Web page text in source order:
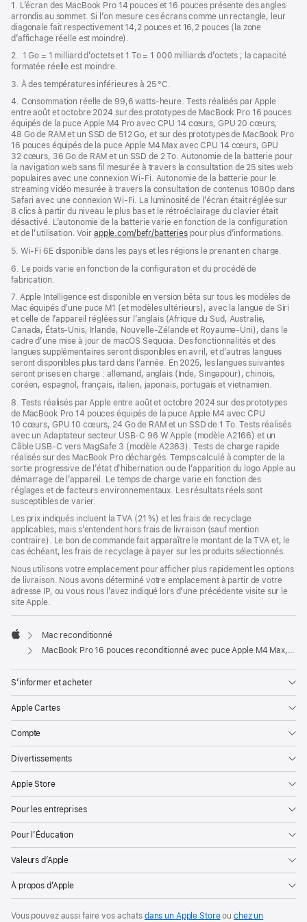
de
page
dans
une
nouvelle
1. L’écran des MacBook Pro 14 pouces et 16 pouces présente des angles
arrondis au sommet. Si l’on mesure ces écrans comme un rectangle, leur
diagonale fait respectivement 14,2 pouces et 16,2 pouces (la zone
d’affichage réelle est moindre).
2. 1 Go = 1 milliard d’octets et 1 To = 1 000 milliards d’octets ; la capacité
formatée réelle est moindre.
3. À des températures inférieures à 25 °C.
4. Consommation réelle de 99,6 watts‑heure. Tests réalisés par Apple
entre août et octobre 2024 sur des prototypes de MacBook Pro 16 pouces
équipés de la puce Apple M4 Pro avec CPU 14 cœurs, GPU 20 cœurs,
48 Go de RAM et un SSD de 512 Go, et sur des prototypes de MacBook Pro
16 pouces équipés de la puce Apple M4 Max avec CPU 14 cœurs, GPU
32 cœurs, 36 Go de RAM et un SSD de 2 To. Autonomie de la batterie pour
la navigation web sans fil mesurée à travers la consultation de 25 sites web
populaires avec une connexion Wi-Fi. Autonomie de la batterie pour le
streaming vidéo mesurée à travers la consultation de contenus 1080p dans
Safari avec une connexion Wi-Fi. La luminosité de l’écran était réglée sur
8 clics à partir du niveau le plus bas et le rétroéclairage du clavier était
désactivé. L’autonomie de la batterie varie en fonction de la configuration
et de l’utilisation. Voir apple.com/befr/batteries pour plus d’informations.
5. Wi-Fi 6E disponible dans les pays et les régions le prenant en charge.
6. Le poids varie en fonction de la configuration et du procédé de
fabrication.
7. Apple Intelligence est disponible en version bêta sur tous les modèles de
Mac équipés d’une puce M1 (et modèles ultérieurs), avec la langue de Siri
et celle de l’appareil réglées sur l’anglais (Afrique du Sud, Australie,
Canada, États-Unis, Irlande, Nouvelle-Zélande et Royaume-Uni), dans le
cadre d’une mise à jour de macOS Sequoia. Des fonctionnalités et des
langues supplémentaires seront disponibles en avril, et d’autres langues
seront disponibles plus tard dans l’année. En 2025, les langues suivantes
seront prises en charge : allemand, anglais (Inde, Singapour), chinois,
coréen, espagnol, français, italien, japonais, portugais et vietnamien.
8. Tests réalisés par Apple entre août et octobre 2024 sur des prototypes
de MacBook Pro 14 pouces équipés de la puce Apple M4 avec CPU
10 cœurs, GPU 10 cœurs, 24 Go de RAM et un SSD de 1 To. Tests réalisés
avec un Adaptateur secteur USB-C 96 W Apple (modèle A2166) et un
Câble USB-C vers MagSafe 3 (modèle A2363). Tests de charge rapide
réalisés sur des MacBook Pro déchargés. Temps calculé à compter de la
sortie progressive de l’état d’hibernation ou de l’apparition du logo Apple au
démarrage de l’appareil. Le temps de charge varie en fonction des
réglages et de facteurs environnementaux. Les résultats réels sont
susceptibles de varier.
Les prix indiqués incluent la TVA (21 %) et les frais de recyclage
applicables, mais s’entendent hors frais de livraison (sauf mention
contraire). Le bon de commande fait apparaître le montant de la TVA et, le
cas échéant, les frais de recyclage à payer sur les produits sélectionnés.
Nous utilisons votre emplacement pour afficher plus rapidement les options
de livraison. Nous avons déterminé votre emplacement à partir de votre
adresse IP, ou vous nous l’avez indiqué lors d’une précédente visite sur le
site Apple.
Apple
Mac reconditionné
MacBook Pro 16 pouces reconditionné avec puce Apple M4 Max, CPU 16 cœurs, GPU 40 cœurs et écran nano-texturé - Argent
S’informer et acheter
Apple Cartes
Compte
Divertissements
Apple Store
Pour les entreprises
Pour l’Éducation
Valeurs d’Apple
À propos d’Apple
Vous pouvez aussi faire vos achats dans un Apple Storeouchez un